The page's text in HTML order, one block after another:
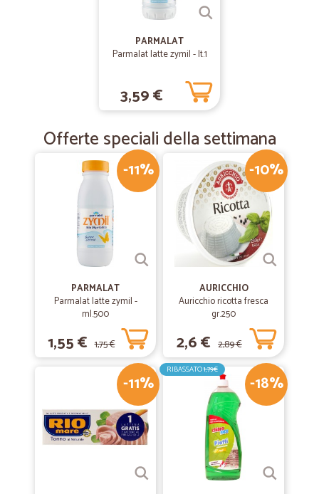
PARMALAT
Parmalat latte zymil - lt.1
3,59 €
Offerte speciali della settimana
-11%
PARMALAT
Parmalat latte zymil -
ml.500
1,55 € 1,75 €
-10%
AURICCHIO
Auricchio ricotta fresca
gr.250
2,6 € 2,89 €
-11% -18%
RIBASSATO1,79€